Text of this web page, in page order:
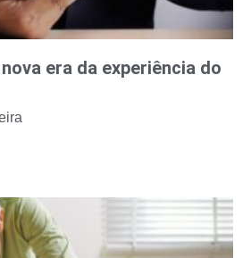
era da experiência do